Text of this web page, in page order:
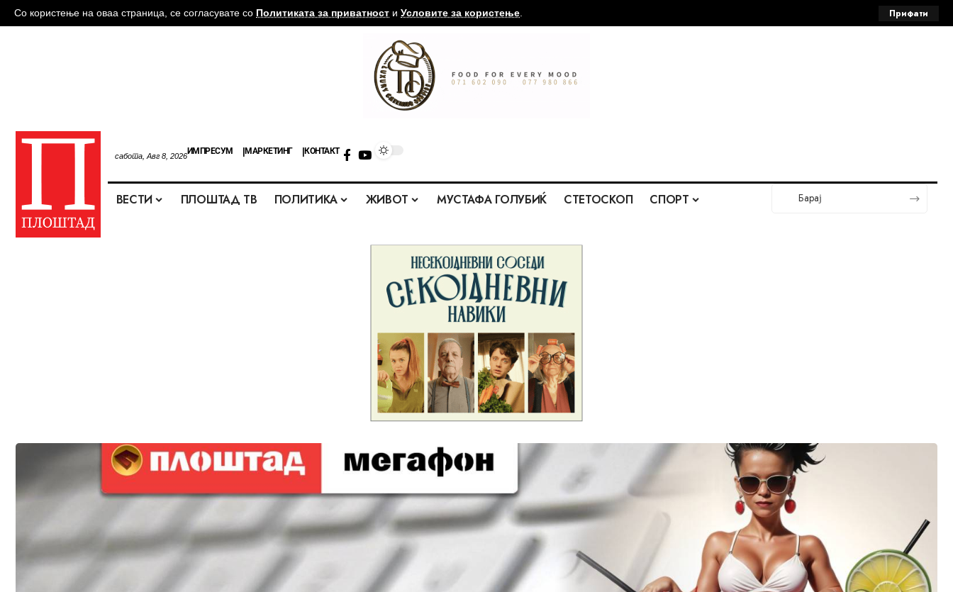
Со користење на оваа страница, се согласувате со Политиката за приватност и Условите за користење. Прифати
сабота, Авг 8, 2026ИМПРЕСУМ МАРКЕТИНГ КОНТАКТ
ВЕСТИ ПЛОШТАД ТВ ПОЛИТИКА ЖИВОТ МУСТАФА ГОЛУБИЌ СТЕТОСКОП СПОРТ